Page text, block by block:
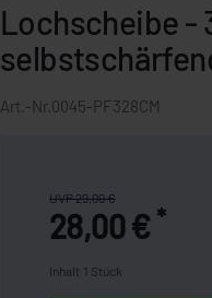
Lochscheibe -
Art.-Nr. 0045-PF328CM
UVP 29,00 €
28,00 € *
Inhalt 1 Stück